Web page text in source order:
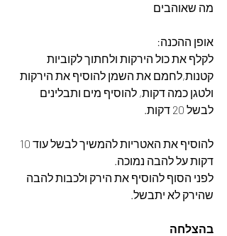
מה שאוהבים
אופן ההכנה:
לקלף את כול הירקות ולחתוך לקוביות
קטנות,לחמם את השמן להוסיף את הירקות
ולטגן כמה דקות, להוסיף מים ותבלינים
לבשל 20 דקות.
דקות על להבה נמוכה.
לפני הסוף להוסיף את הירק ולכבות להבה
שהירק לא יתבשל.
בהצלחה